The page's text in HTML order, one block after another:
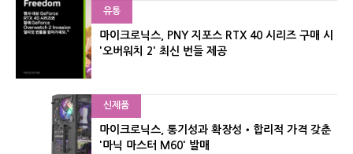
유통
마이크로닉스, PNY 지포스 RTX 40 시리즈 구매 시
'오버워치 2' 최신 번들 제공
신제품
마이크로닉스, 통기성과 확장성‧합리적 가격 갖춘
'마닉 마스터 M60' 발매